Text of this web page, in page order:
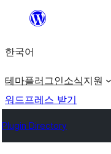
츠
로
로
가
한국어
테마플러그인소식지원
워드프레스 받기
Plugin Directory